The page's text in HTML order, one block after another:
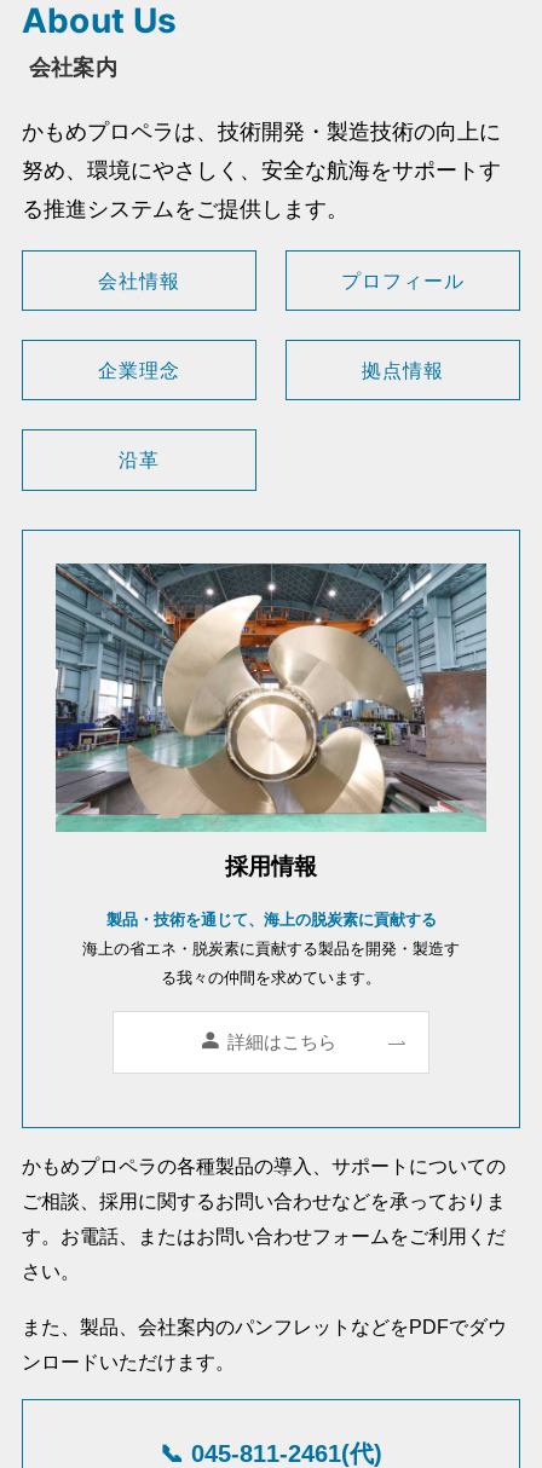
About Us
会社案内
かもめプロペラは、技術開発・製造技術の向上に
努め、環境にやさしく、安全な航海をサポートす
る推進システムをご提供します。
会社情報 プロフィール
企業理念 拠点情報
沿革
採用情報
製品・技術を通じて、海上の脱炭素に貢献する
海上の省エネ・脱炭素に貢献する製品を開発・製造す
る我々の仲間を求めています。
詳細はこちら
かもめプロペラの各種製品の導入、サポートについての
ご相談、採用に関するお問い合わせなどを承っておりま
す。お電話、またはお問い合わせフォームをご利用くだ
さい。
また、製品、会社案内のパンフレットなどをPDFでダウ
ンロードいただけます。
📞 045-811-2461(代)